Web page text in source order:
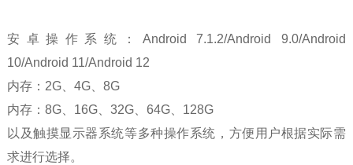
安卓操作系统：Android 7.1.2/Android 9.0/Android
10/Android 11/Android 12
内存：2G、4G、8G
内存：8G、16G、32G、64G、128G
以及触摸显示器系统等多种操作系统，方便用户根据实际需
求进行选择。